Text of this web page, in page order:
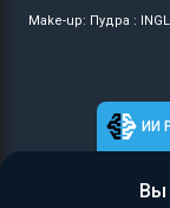
Make-up: Пудра :
ИИ
Вы